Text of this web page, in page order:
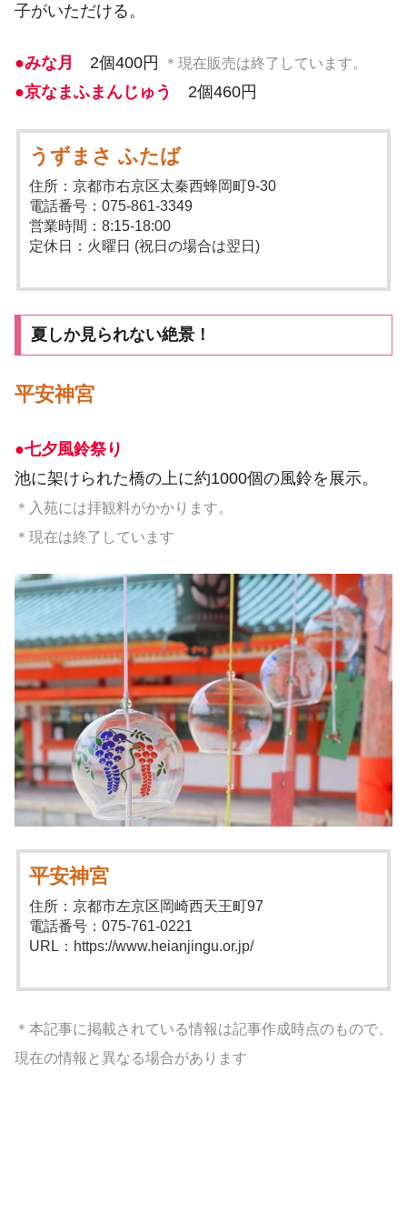
子がいただける。
●みな月 2個400円 ＊現在販売は終了しています。
●京なまふまんじゅう 2個460円
うずまさ ふたば
住所：京都市右京区太秦西蜂岡町9-30
電話番号：075-861-3349
営業時間：8:15-18:00
定休日：火曜日 (祝日の場合は翌日)
夏しか見られない絶景！
平安神宮
●七夕風鈴祭り
池に架けられた橋の上に約1000個の風鈴を展示。
＊入苑には拝観料がかかります。
＊現在は終了しています
平安神宮
住所：京都市左京区岡崎西天王町97
電話番号：075-761-0221
URL：https://www.heianjingu.or.jp/
＊本記事に掲載されている情報は記事作成時点のもので、
現在の情報と異なる場合があります